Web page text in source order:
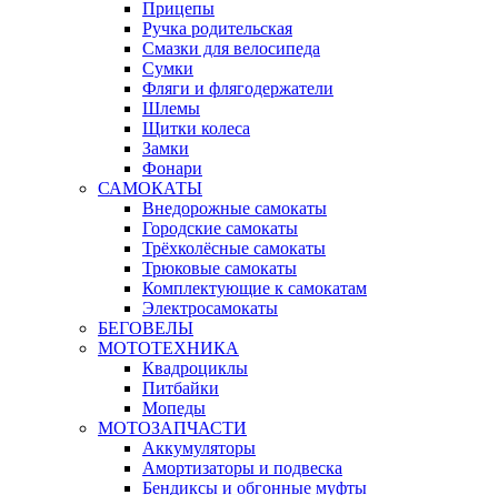
Прицепы
Ручка родительская
Смазки для велосипеда
Сумки
Фляги и флягодержатели
Шлемы
Щитки колеса
Замки
Фонари
САМОКАТЫ
Внедорожные самокаты
Городские самокаты
Трёхколёсные самокаты
Трюковые самокаты
Комплектующие к самокатам
Электросамокаты
БЕГОВЕЛЫ
МОТОТЕХНИКА
Квадроциклы
Питбайки
Мопеды
МОТОЗАПЧАСТИ
Аккумуляторы
Амортизаторы и подвеска
Бендиксы и обгонные муфты